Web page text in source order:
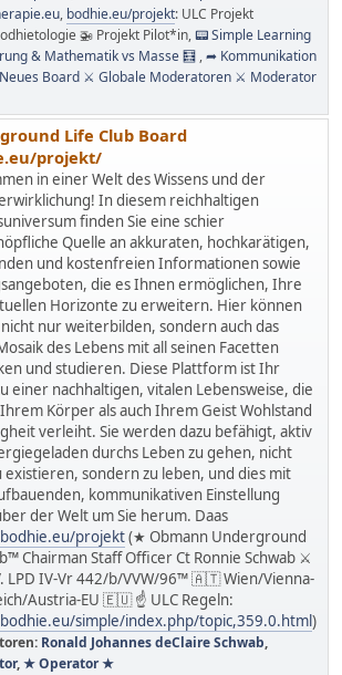
bodhie.eu/projekt: ULC Projekt
🚁 Projekt Pilot*in 📟 Simple Learning
& Mathematik vs Masse 🧮 ➦ Kommunikation
Board ⚔ Globale Moderatoren ⚔ Moderator
Life Club Board
projekt/
in einer Welt des Wissens und der
In diesem reichhaltigen
finden Sie eine schier
Quelle an akkuraten, hochkarätigen,
und kostenfreien Informationen sowie
die es Ihnen ermöglichen, Ihre
Horizonte zu erweitern. Hier können
nicht nur weiterbilden, sondern auch das
des Lebens mit all seinen Facetten
und studieren. Diese Plattform ist Ihr
einer nachhaltigen, vitalen Lebensweise, die
Körper als auch Ihrem Geist Wohlstand
verleiht. Sie werden dazu befähigt, aktiv
durchs Leben zu gehen, nicht
existieren, sondern zu leben, und dies mit
kommunikativen Einstellung
der Welt um Sie herum. Daas
projekt(★ Obmann Underground
Chairman Staff Officer Ct Ronnie Schwab ⚔
LPD IV-Vr 442/b/VVW/96™ 🇦🇹 Wien/Vienna-
Austria-EU 🇪🇺 ☝ ULC Regeln:
simple/index.php/topic,359.0.html)
Ronald Johannes deClaire Schwab,
,★ Operator ★